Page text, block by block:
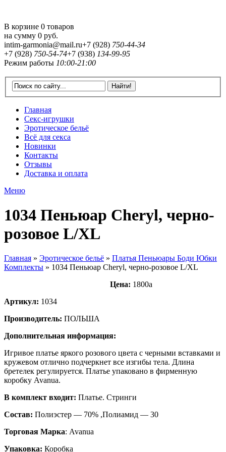
В корзине 0 товаров
на сумму 0 руб.
intim-garmonia@mail.ru+7 (928) 750-44-34
+7 (928) 750-54-74+7 (938) 134-99-95
Режим работы 10:00-21:00
Главная
Секс-игрушки
Эротическое бельё
Всё для секса
Новинки
Контакты
Отзывы
Доставка и оплата
Меню
1034 Пеньюар Cheryl, черно-
розовое L/XL
Главная » Эротическое бельё » Платья Пеньюары Боди Юбки
Комплекты » 1034 Пеньюар Cheryl, черно-розовое L/XL
Цена: 1800a
Артикул: 1034
Производитель: ПОЛЬША
Дополнительная информация:
Игривое платье яркого розового цвета с черными вставками и
кружевом отлично подчеркнет все изгибы тела. Длина
бретелек регулируется. Платье упаковано в фирменную
коробку Avanua.
В комплект входит: Платье. Стринги
Состав: Полиэстер — 70% ,Полиамид — 30
Торговая Марка: Avanua
Упаковка: Коробка